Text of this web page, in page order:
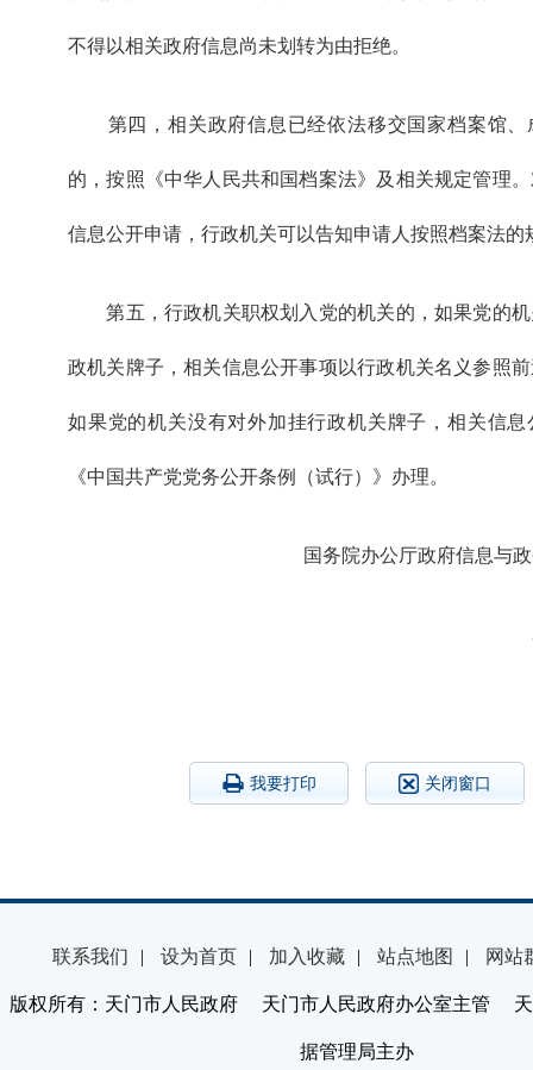
不得以相关政府信息尚未划转为由拒绝。
第四，相关政府信息已经依法移交国家档案馆、
的，按照《中华人民共和国档案法》及相关规定管理
信息公开申请，行政机关可以告知申请人按照档案法的
第五，行政机关职权划入党的机关的，如果党的机
政机关牌子，相关信息公开事项以行政机关名义参照
如果党的机关没有对外加挂行政机关牌子，相关信息
《中国共产党党务公开条例（试行）》办理。
国务院办公厅政府信息与政
我要打印 关闭窗口
联系我们 | 设为首页 | 加入收藏 | 站点地图 | 网站
版权所有：天门市人民政府 天门市人民政府办公室主管 天
据管理局主办